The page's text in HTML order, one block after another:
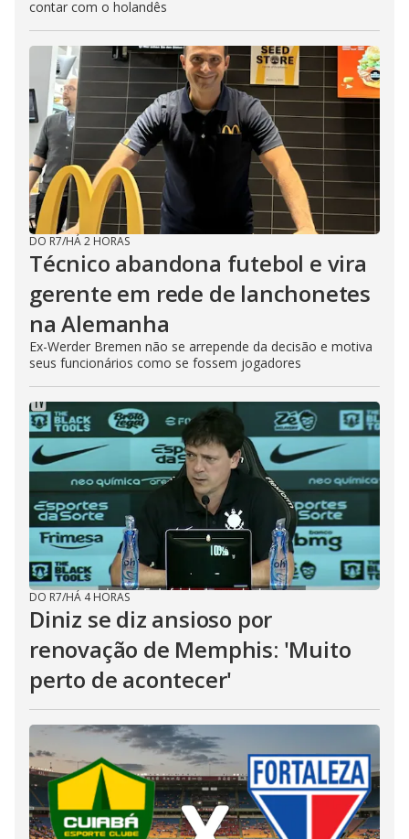
contar com o holandês
DO R7/HÁ 2 HORAS
Técnico abandona futebol e vira
gerente em rede de lanchonetes
na Alemanha
Ex-Werder Bremen não se arrepende da decisão e motiva
seus funcionários como se fossem jogadores
DO R7/HÁ 4 HORAS
Diniz se diz ansioso por
renovação de Memphis: 'Muito
perto de acontecer'